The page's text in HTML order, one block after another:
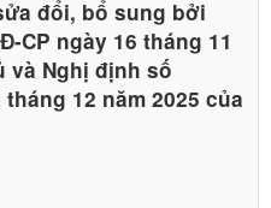
đổi, bổ sung bởi
CP ngày 16 tháng 11
và Nghị định số
12 năm 2025 của